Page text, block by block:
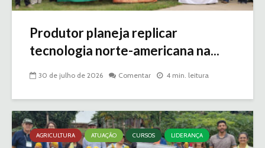
Produtor planeja replicar
tecnologia norte-americana na...
30 de julho de 2026 Comentar 4 min. leitura
AGRICULTURA ATUAÇÃO CURSOS LIDERANÇA